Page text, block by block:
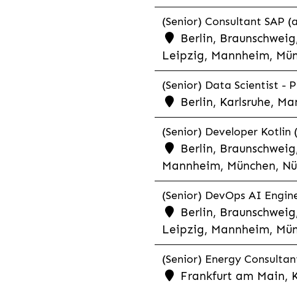
(Senior) Consultant SAP
Berlin,
Leipzig, Mannheim,
(Senior) Data Scientist -
Berlin, Karlsruhe,
(Senior) Developer Kotlin
Berlin,
Mannheim, München,
(Senior) DevOps AI
Berlin,
Leipzig, Mannheim,
(Senior) Energy
Frankfurt am Main,